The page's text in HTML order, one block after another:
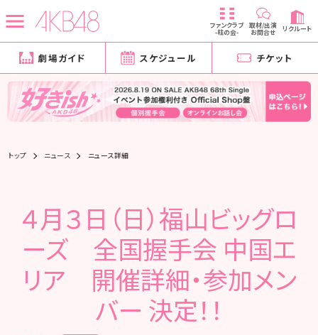
ファンクラブ
-柱の会-
取材/出演
お問合せ リクルート
劇場ガイド スケジュール チケット
トップ ニュース ニュース詳細
４月３日（日）福山ビッグロ
ーズ 全国握手会 中国エ
リア 開催詳細・参加メン
バー 決定！！